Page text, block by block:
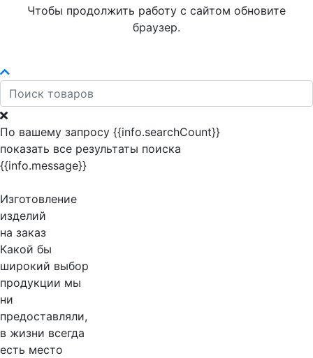
Чтобы продолжить работу с сайтом обновите
браузер.
По вашему запросу {{info.searchCount}}
показать все результаты поиска
{{info.message}}
Изготовление
изделий
на заказ
Какой бы
широкий выбор
продукции мы
ни
предоставляли,
в жизни всегда
есть место